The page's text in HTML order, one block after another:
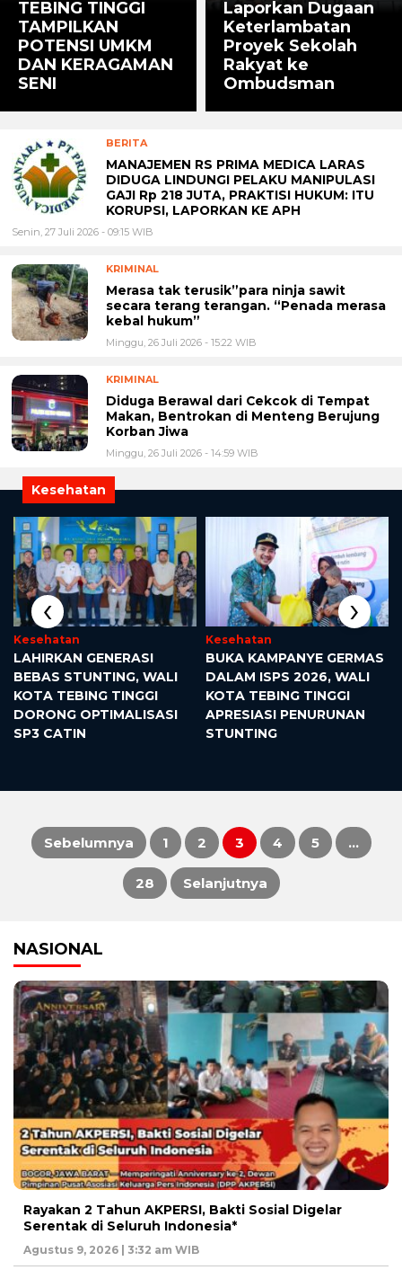
TEBING TINGGI
TAMPILKAN
POTENSI UMKM
DAN KERAGAMAN
SENI
Laporkan Dugaan
Keterlambatan
Proyek Sekolah
Rakyat ke
Ombudsman
BERITA
MANAJEMEN RS PRIMA MEDICA LARAS
DIDUGA LINDUNGI PELAKU MANIPULASI
GAJI Rp 218 JUTA, PRAKTISI HUKUM: ITU
KORUPSI, LAPORKAN KE APH
Senin, 27 Juli 2026 - 09:15 WIB
KRIMINAL
Merasa tak terusik”para ninja sawit
secara terang terangan. “Penada merasa
kebal hukum”
Minggu, 26 Juli 2026 - 15:22 WIB
KRIMINAL
Diduga Berawal dari Cekcok di Tempat
Makan, Bentrokan di Menteng Berujung
Korban Jiwa
Minggu, 26 Juli 2026 - 14:59 WIB
Kesehatan
Kesehatan
LAHIRKAN GENERASI
BEBAS STUNTING, WALI
KOTA TEBING TINGGI
DORONG OPTIMALISASI
SP3 CATIN
Kesehatan
BUKA KAMPANYE GERMAS
DALAM ISPS 2026, WALI
KOTA TEBING TINGGI
APRESIASI PENURUNAN
STUNTING
‹ ›
Paginasi
Sebelumnya 1 2 3 4 5 …
28 Selanjutnya
NASIONAL
Rayakan 2 Tahun AKPERSI, Bakti Sosial Digelar
Serentak di Seluruh Indonesia*
Agustus 9, 2026 | 3:32 am WIB